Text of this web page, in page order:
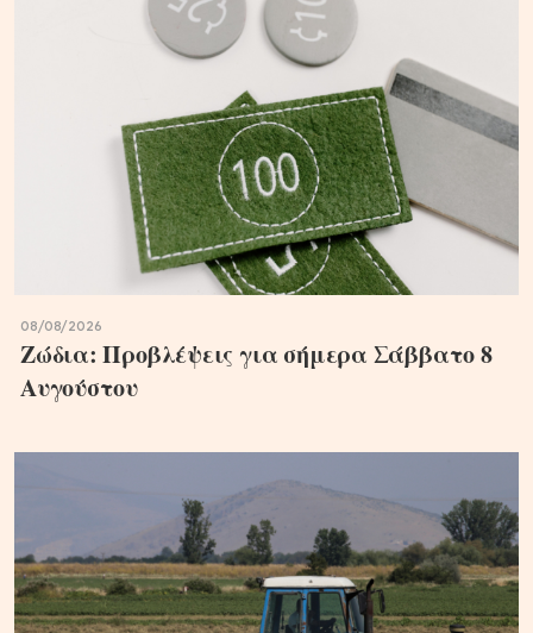
08/08/2026
Ζώδια: Προβλέψεις για σήμερα Σάββατο 8
Αυγούστου